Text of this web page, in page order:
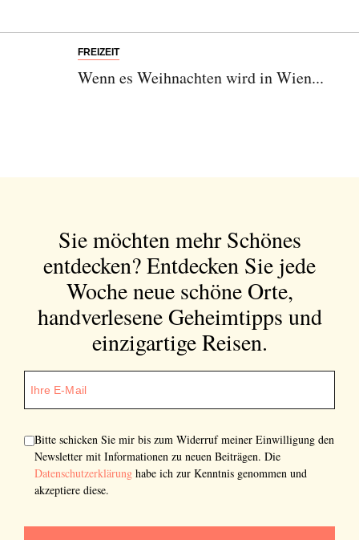
FREIZEIT
Wenn es Weihnachten wird in Wien...
Sie möchten mehr Schönes
entdecken?Entdecken Sie jede
Woche neue schöne Orte,
handverlesene Geheimtipps und
einzigartige Reisen.
Bitte schicken Sie mir bis zum Widerruf meiner Einwilligung den
Newsletter mit Informationen zu neuen Beiträgen. Die
Datenschutzerklärung habe ich zur Kenntnis genommen und
akzeptiere diese.